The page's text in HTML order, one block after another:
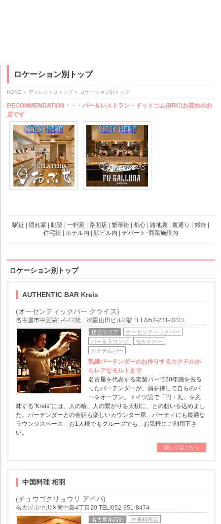
ロケーション別トップ
HOME » ディレクトリトップ » ロケーション別トップ
RECOMMENDATION・・・バー＆レストラン・ドットコム(BRC)お奨めのお
店です
駅近 隠れ家 眺望 |一軒家 |路面店 |繁華街 |都心 |路地裏 |裏通り |郊外
住宅街 |ホテル内 |駅ビル内 |デパート･商業施設内
ロケーション別トップ
AUTHENTIC BAR Kreis
(オーセンティックバー クライス)
名古屋市中区栄1-4-12第一御園山田ビル2階 TEL/052-231-3223
伏見エリア
オーセンティックバー
バー＆ラウンジ
モルトバー
カクテルバー
熟練バーテンダーのお作りするカクテルか
らレアなモルトまで
名古屋を代表する老舗バーで20年腕を振る
ったバーテンダーが、満を持して自らのバ
ーをオープン。ドイツ語で「円・丸」を意
味する"Kreis"には、人の輪、人の繋がりを大切に、との想いを込めまし
た。バーテンダーとの会話も楽しいカウンター席、パーティにも最適な
ラウンジスペース。お1人様でもグループでも、お気軽にご利用下さ
い。
詳しくはこちら
中国料理 相羽
(チュウゴクリョウリ アイバ)
名古屋市中川区東中島4丁目20 TEL/052-351-8474
名古屋南西部 中華料理店